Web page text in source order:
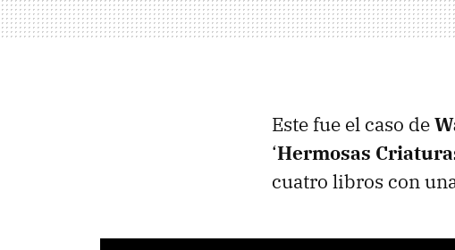
Este fue el caso de
‘Hermosas
cuatro libros con